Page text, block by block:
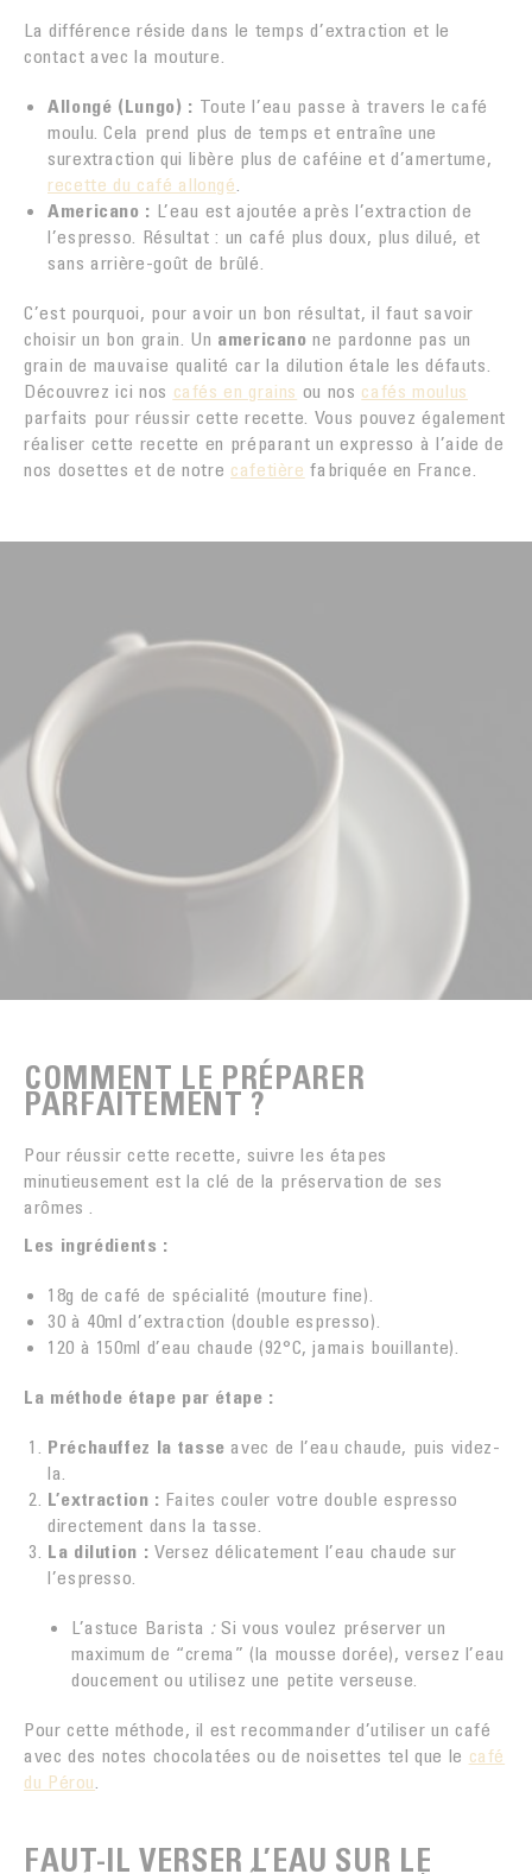
La différence réside dans le temps d’extraction et le
contact avec la mouture.
Allongé (Lungo) : Toute l’eau passe à travers le café
moulu. Cela prend plus de temps et entraîne une
surextraction qui libère plus de caféine et d’amertume,
recette du café allongé.
Americano : L’eau est ajoutée après l’extraction de
l’espresso. Résultat : un café plus doux, plus dilué, et
sans arrière-goût de brûlé.
C’est pourquoi, pour avoir un bon résultat, il faut savoir
choisir un bon grain. Un americano ne pardonne pas un
grain de mauvaise qualité car la dilution étale les défauts.
Découvrez ici nos cafés en grains ou nos cafés moulus
parfaits pour réussir cette recette. Vous pouvez également
réaliser cette recette en préparant un expresso à l’aide de
nos dosettes et de notre cafetière fabriquée en France.
COMMENT LE PRÉPARER
PARFAITEMENT ?
Pour réussir cette recette, suivre les étapes
minutieusement est la clé de la préservation de ses
arômes .
Les ingrédients :
18g de café de spécialité (mouture fine).
30 à 40ml d’extraction (double espresso).
120 à 150ml d’eau chaude (92°C, jamais bouillante).
La méthode étape par étape :
Préchauffez la tasse avec de l’eau chaude, puis videz-
la.
L’extraction : Faites couler votre double espresso
directement dans la tasse.
La dilution : Versez délicatement l’eau chaude sur
l’espresso.
L’astuce Barista :Si vous voulez préserver un
maximum de “crema” (la mousse dorée), versez l’eau
doucement ou utilisez une petite verseuse.
Pour cette méthode, il est recommander d’utiliser un café
avec des notes chocolatées ou de noisettes tel que le café
du Pérou
FAUT-IL VERSER L’EAU SUR LE